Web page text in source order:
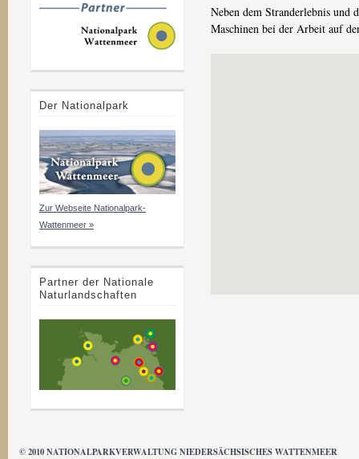
Neben dem Stranderlebnis und
Maschinen bei der Arbeit auf
Der Nationalpark
Zur Webseite Nationalpark-
Wattenmeer »
Partner der Nationale
Naturlandschaften
© 2010 NATIONALPARKVERWALTUNG NIEDERSÄCHSISCHES WATTENMEER